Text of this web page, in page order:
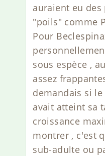
auraient eu
"poils" comme
Pour
sous espèce ,
assez
demandais si
avait atteint sa
croissance
montrer , c'est
sub-adulte ou